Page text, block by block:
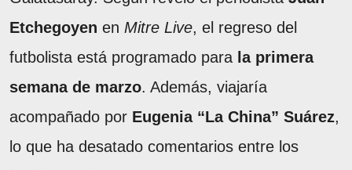
Etchegoyen en Mitre Live, el regreso del
futbolista está programado para la primera
semana de marzo. Además, viajaría
acompañado por Eugenia “La China” Suárez,
lo que ha desatado comentarios entre los